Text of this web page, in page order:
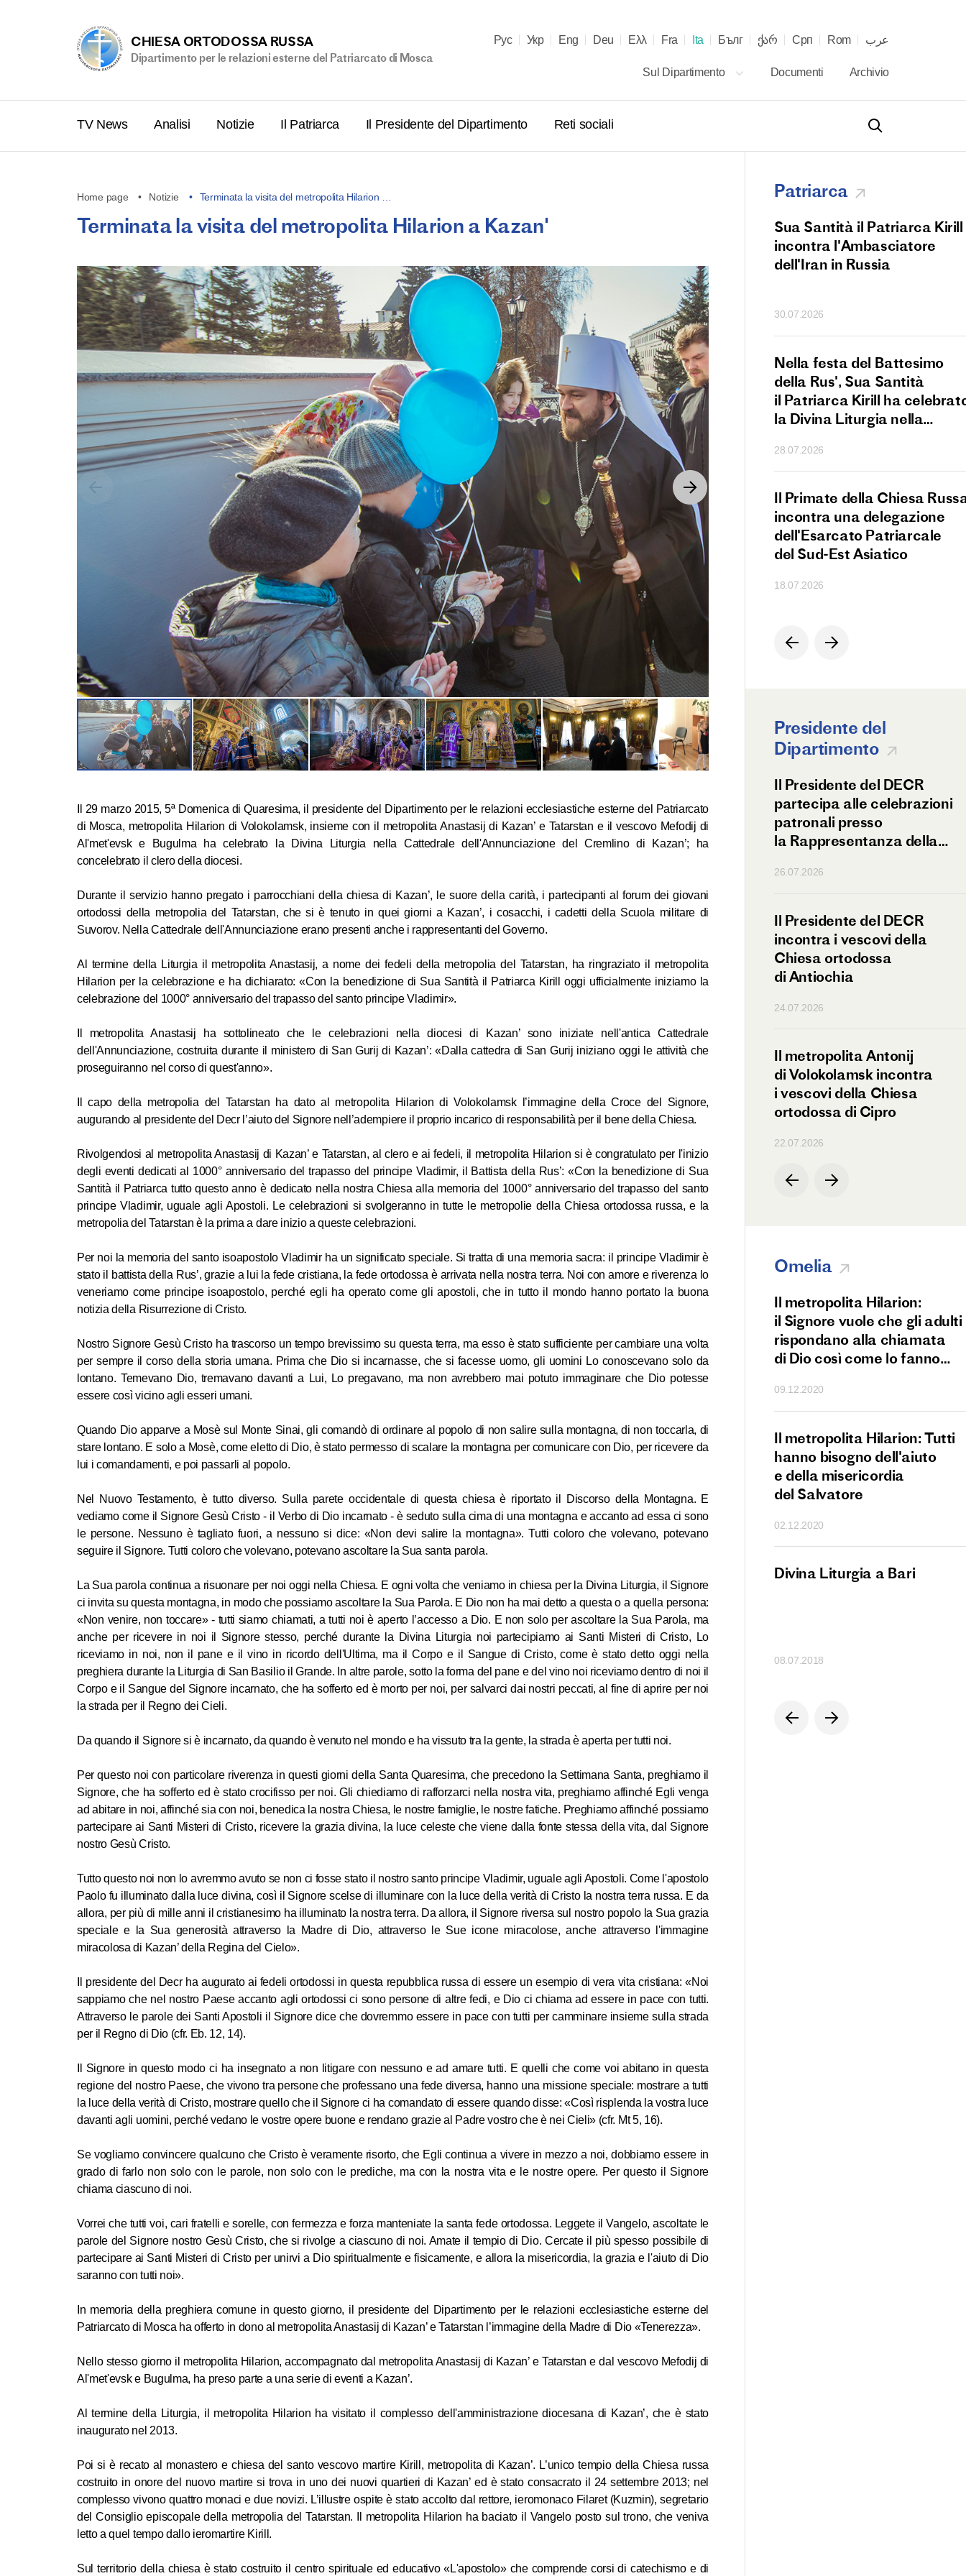
CHIESA ORTODOSSA RUSSA
Dipartimento per le relazioni esterne del Patriarcato di Mosca
Рус Укр Eng Deu Ελλ Fra Ita Бълг ქარ Срп Rom عرب
Sul Dipartimento Documenti Archivio
TV News Analisi Notizie Il Patriarca Il Presidente del Dipartimento Reti sociali
Home page Notizie Terminata la visita del metropolita Hilarion …
Terminata la visita del metropolita Hilarion a Kazan'
Il 29 marzo 2015, 5ª Domenica di Quaresima, il presidente del Dipartimento per le relazioni ecclesiastiche esterne del Patriarcato
di Mosca, metropolita Hilarion di Volokolamsk, insieme con il metropolita Anastasij di Kazan’ e Tatarstan e il vescovo Mefodij di
Al'met'evsk e Bugulma ha celebrato la Divina Liturgia nella Cattedrale dell'Annunciazione del Cremlino di Kazan’; ha
concelebrato il clero della diocesi.
Durante il servizio hanno pregato i parrocchiani della chiesa di Kazan’, le suore della carità, i partecipanti al forum dei giovani
ortodossi della metropolia del Tatarstan, che si è tenuto in quei giorni a Kazan’, i cosacchi, i cadetti della Scuola militare di
Suvorov. Nella Cattedrale dell'Annunciazione erano presenti anche i rappresentanti del Governo.
Al termine della Liturgia il metropolita Anastasij, a nome dei fedeli della metropolia del Tatarstan, ha ringraziato il metropolita
Hilarion per la celebrazione e ha dichiarato: «Con la benedizione di Sua Santità il Patriarca Kirill oggi ufficialmente iniziamo la
celebrazione del 1000° anniversario del trapasso del santo principe Vladimir».
Il metropolita Anastasij ha sottolineato che le celebrazioni nella diocesi di Kazan’ sono iniziate nell'antica Cattedrale
dell'Annunciazione, costruita durante il ministero di San Gurij di Kazan’: «Dalla cattedra di San Gurij iniziano oggi le attività che
proseguiranno nel corso di quest'anno».
Il capo della metropolia del Tatarstan ha dato al metropolita Hilarion di Volokolamsk l’immagine della Croce del Signore,
augurando al presidente del Decr l’aiuto del Signore nell’adempiere il proprio incarico di responsabilità per il bene della Chiesa.
Rivolgendosi al metropolita Anastasij di Kazan’ e Tatarstan, al clero e ai fedeli, il metropolita Hilarion si è congratulato per l'inizio
degli eventi dedicati al 1000° anniversario del trapasso del principe Vladimir, il Battista della Rus’: «Con la benedizione di Sua
Santità il Patriarca tutto questo anno è dedicato nella nostra Chiesa alla memoria del 1000° anniversario del trapasso del santo
principe Vladimir, uguale agli Apostoli. Le celebrazioni si svolgeranno in tutte le metropolie della Chiesa ortodossa russa, e la
metropolia del Tatarstan è la prima a dare inizio a queste celebrazioni.
Per noi la memoria del santo isoapostolo Vladimir ha un significato speciale. Si tratta di una memoria sacra: il principe Vladimir è
stato il battista della Rus’, grazie a lui la fede cristiana, la fede ortodossa è arrivata nella nostra terra. Noi con amore e riverenza lo
veneriamo come principe isoapostolo, perché egli ha operato come gli apostoli, che in tutto il mondo hanno portato la buona
notizia della Risurrezione di Cristo.
Nostro Signore Gesù Cristo ha trascorso un tempo brevissimo su questa terra, ma esso è stato sufficiente per cambiare una volta
per sempre il corso della storia umana. Prima che Dio si incarnasse, che si facesse uomo, gli uomini Lo conoscevano solo da
lontano. Temevano Dio, tremavano davanti a Lui, Lo pregavano, ma non avrebbero mai potuto immaginare che Dio potesse
essere così vicino agli esseri umani.
Quando Dio apparve a Mosè sul Monte Sinai, gli comandò di ordinare al popolo di non salire sulla montagna, di non toccarla, di
stare lontano. E solo a Mosè, come eletto di Dio, è stato permesso di scalare la montagna per comunicare con Dio, per ricevere da
lui i comandamenti, e poi passarli al popolo.
Nel Nuovo Testamento, è tutto diverso. Sulla parete occidentale di questa chiesa è riportato il Discorso della Montagna. E
vediamo come il Signore Gesù Cristo - il Verbo di Dio incarnato - è seduto sulla cima di una montagna e accanto ad essa ci sono
le persone. Nessuno è tagliato fuori, a nessuno si dice: «Non devi salire la montagna». Tutti coloro che volevano, potevano
seguire il Signore. Tutti coloro che volevano, potevano ascoltare la Sua santa parola.
La Sua parola continua a risuonare per noi oggi nella Chiesa. E ogni volta che veniamo in chiesa per la Divina Liturgia, il Signore
ci invita su questa montagna, in modo che possiamo ascoltare la Sua Parola. E Dio non ha mai detto a questa o a quella persona:
«Non venire, non toccare» - tutti siamo chiamati, a tutti noi è aperto l’accesso a Dio. E non solo per ascoltare la Sua Parola, ma
anche per ricevere in noi il Signore stesso, perché durante la Divina Liturgia noi partecipiamo ai Santi Misteri di Cristo, Lo
riceviamo in noi, non il pane e il vino in ricordo dell'Ultima, ma il Corpo e il Sangue di Cristo, come è stato detto oggi nella
preghiera durante la Liturgia di San Basilio il Grande. In altre parole, sotto la forma del pane e del vino noi riceviamo dentro di noi il
Corpo e il Sangue del Signore incarnato, che ha sofferto ed è morto per noi, per salvarci dai nostri peccati, al fine di aprire per noi
la strada per il Regno dei Cieli.
Da quando il Signore si è incarnato, da quando è venuto nel mondo e ha vissuto tra la gente, la strada è aperta per tutti noi.
Per questo noi con particolare riverenza in questi giorni della Santa Quaresima, che precedono la Settimana Santa, preghiamo il
Signore, che ha sofferto ed è stato crocifisso per noi. Gli chiediamo di rafforzarci nella nostra vita, preghiamo affinché Egli venga
ad abitare in noi, affinché sia con noi, benedica la nostra Chiesa, le nostre famiglie, le nostre fatiche. Preghiamo affinché possiamo
partecipare ai Santi Misteri di Cristo, ricevere la grazia divina, la luce celeste che viene dalla fonte stessa della vita, dal Signore
nostro Gesù Cristo.
Tutto questo noi non lo avremmo avuto se non ci fosse stato il nostro santo principe Vladimir, uguale agli Apostoli. Come l'apostolo
Paolo fu illuminato dalla luce divina, così il Signore scelse di illuminare con la luce della verità di Cristo la nostra terra russa. E da
allora, per più di mille anni il cristianesimo ha illuminato la nostra terra. Da allora, il Signore riversa sul nostro popolo la Sua grazia
speciale e la Sua generosità attraverso la Madre di Dio, attraverso le Sue icone miracolose, anche attraverso l'immagine
miracolosa di Kazan’ della Regina del Cielo».
Il presidente del Decr ha augurato ai fedeli ortodossi in questa repubblica russa di essere un esempio di vera vita cristiana: «Noi
sappiamo che nel nostro Paese accanto agli ortodossi ci sono persone di altre fedi, e Dio ci chiama ad essere in pace con tutti.
Attraverso le parole dei Santi Apostoli il Signore dice che dovremmo essere in pace con tutti per camminare insieme sulla strada
per il Regno di Dio (cfr. Eb. 12, 14).
Il Signore in questo modo ci ha insegnato a non litigare con nessuno e ad amare tutti. E quelli che come voi abitano in questa
regione del nostro Paese, che vivono tra persone che professano una fede diversa, hanno una missione speciale: mostrare a tutti
la luce della verità di Cristo, mostrare quello che il Signore ci ha comandato di essere quando disse: «Così risplenda la vostra luce
davanti agli uomini, perché vedano le vostre opere buone e rendano grazie al Padre vostro che è nei Cieli» (cfr. Mt 5, 16).
Se vogliamo convincere qualcuno che Cristo è veramente risorto, che Egli continua a vivere in mezzo a noi, dobbiamo essere in
grado di farlo non solo con le parole, non solo con le prediche, ma con la nostra vita e le nostre opere. Per questo il Signore
chiama ciascuno di noi.
Vorrei che tutti voi, cari fratelli e sorelle, con fermezza e forza manteniate la santa fede ortodossa. Leggete il Vangelo, ascoltate le
parole del Signore nostro Gesù Cristo, che si rivolge a ciascuno di noi. Amate il tempio di Dio. Cercate il più spesso possibile di
partecipare ai Santi Misteri di Cristo per unirvi a Dio spiritualmente e fisicamente, e allora la misericordia, la grazia e l'aiuto di Dio
saranno con tutti noi».
In memoria della preghiera comune in questo giorno, il presidente del Dipartimento per le relazioni ecclesiastiche esterne del
Patriarcato di Mosca ha offerto in dono al metropolita Anastasij di Kazan’ e Tatarstan l’immagine della Madre di Dio «Tenerezza».
Nello stesso giorno il metropolita Hilarion, accompagnato dal metropolita Anastasij di Kazan’ e Tatarstan e dal vescovo Mefodij di
Al'met'evsk e Bugulma, ha preso parte a una serie di eventi a Kazan’.
Al termine della Liturgia, il metropolita Hilarion ha visitato il complesso dell'amministrazione diocesana di Kazan’, che è stato
inaugurato nel 2013.
Poi si è recato al monastero e chiesa del santo vescovo martire Kirill, metropolita di Kazan’. L’unico tempio della Chiesa russa
costruito in onore del nuovo martire si trova in uno dei nuovi quartieri di Kazan’ ed è stato consacrato il 24 settembre 2013; nel
complesso vivono quattro monaci e due novizi. L’illustre ospite è stato accolto dal rettore, ieromonaco Filaret (Kuzmin), segretario
del Consiglio episcopale della metropolia del Tatarstan. Il metropolita Hilarion ha baciato il Vangelo posto sul trono, che veniva
letto a quel tempo dallo ieromartire Kirill.
Sul territorio della chiesa è stato costruito il centro spirituale ed educativo «L'apostolo» che comprende corsi di catechismo e di
Patriarca
per la Domenica del Trionfo
dell’Ortodossia nella
Cattedrale di Cristo
Salvatore
01.03.2026
Sua Santità il Patriarca Kirill
presiede una sessione
del Consiglio Ecclesiastico
Supremo
17.02.2026
Sua Santità il Patriarca Kirill
ha preso parte ai XIV Incontri
Parlamentari di Natale
presso il Consiglio della
Federazione
29.01.2026
Sua Santità il Patriarca Kirill
incontra l'Ambasciatore
dell'Iran in Russia
30.07.2026
Nella festa del Battesimo
della Rus', Sua Santità
il Patriarca Kirill ha
la Divina Liturgia nella
del Cremlino di Mosca
28.07.2026
Il Primate della Chiesa
incontra una delegazione
dell'Esarcato Patriarcale
del Sud-Est Asiatico
18.07.2026
Presidente del
Dipartimento
di Volokolamsk ha celebrato
un ufficio defunti per i
compatrioti in Etiopia
Il metropolita Antonij
russi residenti in Etiopia
Il Presidente del DECR
nella capitale dell’Etiopia
Il Presidente del DECR
partecipa alle celebrazioni
patronali presso
la Rappresentanza della
di Antiochia a Mosca
26.07.2026
Il Presidente del DECR
incontra i vescovi della
Chiesa ortodossa
di Antiochia
24.07.2026
Il metropolita Antonij
di Volokolamsk incontra
i vescovi della Chiesa
ortodossa di Cipro
22.07.2026
Omelia
L’ambasciatore italiano alla
Festa di s. Gregorio Palamas
20.12.2012
Il metropolita Hilarion:
il Signore vuole che gli adulti
rispondano alla chiamata
di Dio così come lo fanno
09.12.2020
Il metropolita Hilarion: Tutti
hanno bisogno dell'aiuto
e della misericordia
del Salvatore
02.12.2020
Divina Liturgia a Bari
08.07.2018